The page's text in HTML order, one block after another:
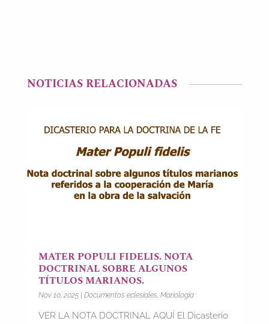
NOTICIAS RELACIONADAS
MATER POPULI FIDELIS. NOTA
DOCTRINAL SOBRE ALGUNOS
TÍTULOS MARIANOS.
Nov 10, 2025| Documentos eclesiales, Mariología
VER LA NOTA DOCTRINAL AQUÍ El Dicasterio